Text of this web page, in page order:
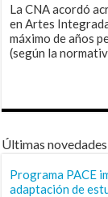
La CNA acordó
en Artes
máximo de años
(según la
Últimas novedades
Programa PACE
adaptación de